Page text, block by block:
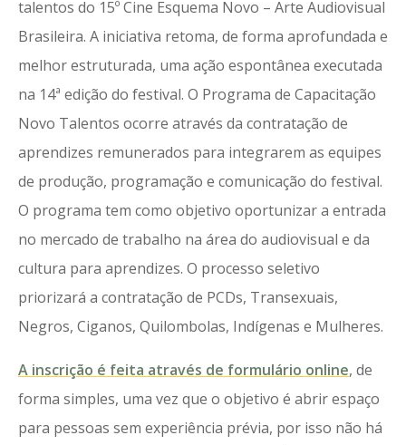
talentos do 15º Cine Esquema Novo – Arte Audiovisual
Brasileira. A iniciativa retoma, de forma aprofundada e
melhor estruturada, uma ação espontânea executada
na 14ª edição do festival. O Programa de Capacitação
Novo Talentos ocorre através da contratação de
aprendizes remunerados para integrarem as equipes
de produção, programação e comunicação do festival.
O programa tem como objetivo oportunizar a entrada
no mercado de trabalho na área do audiovisual e da
cultura para aprendizes. O processo seletivo
priorizará a contratação de PCDs, Transexuais,
Negros, Ciganos, Quilombolas, Indígenas e Mulheres.
A inscrição é feita através de formulário online, de
forma simples, uma vez que o objetivo é abrir espaço
para pessoas sem experiência prévia, por isso não há